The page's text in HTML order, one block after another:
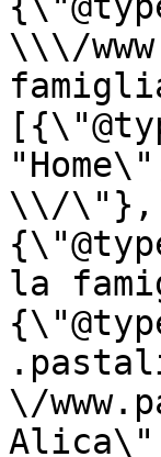
\\\/
\\/\"},
la
\/